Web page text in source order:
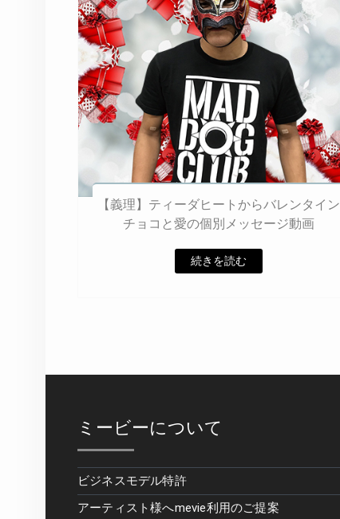
【義理】ティーダヒートからバレンタイン
チョコと愛の個別メッセージ動画
続きを読む
ミービーについて
ビジネスモデル特許
アーティスト様へmevie利用のご提案